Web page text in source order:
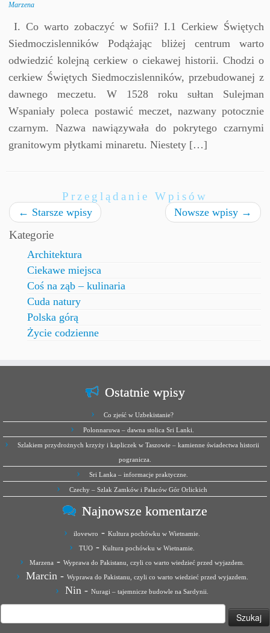
Marzena
I. Co warto zobaczyć w Sofii? I.1 Cerkiew Świętych
Siedmoczislenników Podążając bliżej centrum warto
odwiedzić kolejną cerkiew o ciekawej historii. Chodzi o
cerkiew Świętych Siedmoczislenników, przebudowanej z
dawnego meczetu. W 1528 roku sułtan Sulejman
Wspaniały poleca postawić meczet, nazwany potocznie
czarnym. Nazwa nawiązywała do pokrytego czarnymi
granitowym płytkami minaretu. Niestety […]
Przeglądanie Wpisów
← Starsze wpisy Nowsze wpisy →
Kategorie
Architektura
Ciekawe miejsca
Coś na ząb – kulinaria
Cuda natury
Polska górą
Życie codzienne
Ostatnie wpisy
Co zjeść w Uzbekistanie?
Polonnaruwa – dawna stolica Sri Lanki.
Szlakiem przydrożnych krzyży i kapliczek w Taszowie – kamienne świadectwa historii
pogranicza.
Sri Lanka – informacje praktyczne.
Czechy – Szlak Zamków i Pałaców Gór Orlickich
Najnowsze komentarze
ilovewro - Kultura pochówku w Wietnamie.
TUO - Kultura pochówku w Wietnamie.
Marzena- Wyprawa do Pakistanu, czyli co warto wiedzieć przed wyjazdem.
Marcin- Wyprawa do Pakistanu, czyli co warto wiedzieć przed wyjazdem.
Nin - Nuragi – tajemnicze budowle na Sardynii.